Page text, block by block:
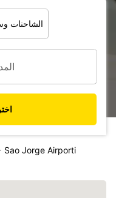
الشاحنات
Sao Jorge Airporti